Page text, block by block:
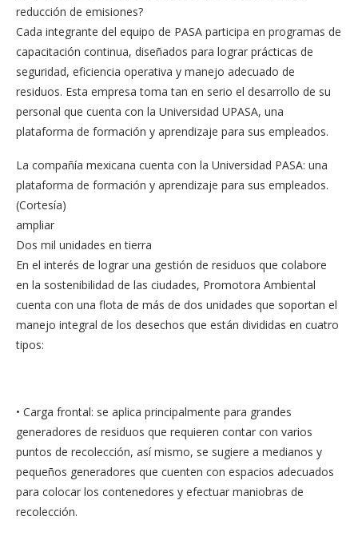
reducción de emisiones?
Cada integrante del equipo de PASA participa en programas de
capacitación continua, diseñados para lograr prácticas de
seguridad, eficiencia operativa y manejo adecuado de
residuos. Esta empresa toma tan en serio el desarrollo de su
personal que cuenta con la Universidad UPASA, una
plataforma de formación y aprendizaje para sus empleados.
La compañía mexicana cuenta con la Universidad PASA: una
plataforma de formación y aprendizaje para sus empleados.
(Cortesía)
ampliar
Dos mil unidades en tierra
En el interés de lograr una gestión de residuos que colabore
en la sostenibilidad de las ciudades, Promotora Ambiental
cuenta con una flota de más de dos unidades que soportan el
manejo integral de los desechos que están divididas en cuatro
tipos:
• Carga frontal: se aplica principalmente para grandes
generadores de residuos que requieren contar con varios
puntos de recolección, así mismo, se sugiere a medianos y
pequeños generadores que cuenten con espacios adecuados
para colocar los contenedores y efectuar maniobras de
recolección.